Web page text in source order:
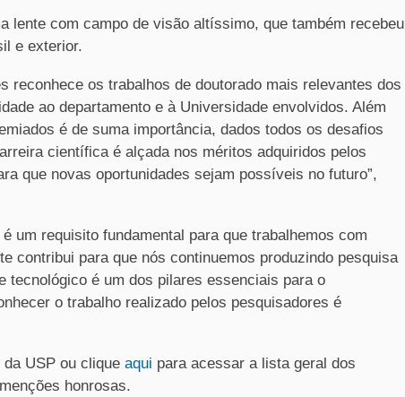
lente com campo de visão altíssimo, que também recebeu
e exterior.
reconhece os trabalhos de doutorado mais relevantes dos
ao departamento e à Universidade envolvidos. Além
é de suma importância, dados todos os desafios
científica é alçada nos méritos adquiridos pelos
que novas oportunidades sejam possíveis no futuro”,
um requisito fundamental para que trabalhemos com
contribui para que nós continuemos produzindo pesquisa
é um dos pilares essenciais para o
o trabalho realizado pelos pesquisadores é
USP ou clique aqui para acessar a lista geral dos
honrosas.